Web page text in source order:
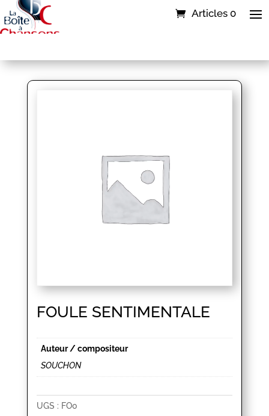
Articles 0
FOULE SENTIMENTALE
Auteur / compositeur
SOUCHON
UGS : FO0